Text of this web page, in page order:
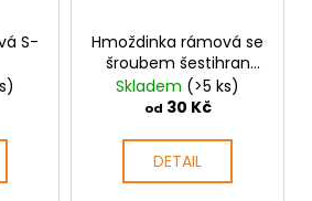
S-
Hmoždinka rámová se
šroubem šestihran
Fischer SXR
Skladem (>5 ks)
od 30 Kč
DETAIL